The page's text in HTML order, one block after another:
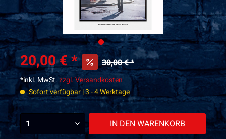
20,00 € * 30,00 € *
*inkl. MwSt.zzgl. Versandkosten
Sofort verfügbar | 3 - 4 Werktage
IN DEN WARENKORB